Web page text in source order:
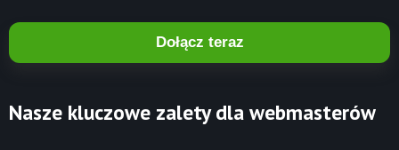
Dołącz teraz
Nasze kluczowe zalety dla webmasterów